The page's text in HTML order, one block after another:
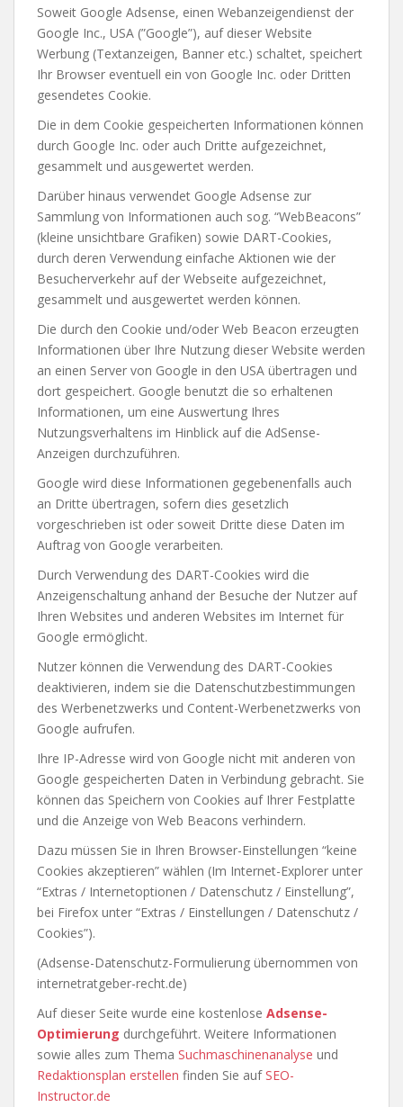
Soweit Google Adsense, einen Webanzeigendienst der
Google Inc., USA (”Google”), auf dieser Website
Werbung (Textanzeigen, Banner etc.) schaltet, speichert
Ihr Browser eventuell ein von Google Inc. oder Dritten
gesendetes Cookie.
Die in dem Cookie gespeicherten Informationen können
durch Google Inc. oder auch Dritte aufgezeichnet,
gesammelt und ausgewertet werden.
Darüber hinaus verwendet Google Adsense zur
Sammlung von Informationen auch sog. “WebBeacons”
(kleine unsichtbare Grafiken) sowie DART-Cookies,
durch deren Verwendung einfache Aktionen wie der
Besucherverkehr auf der Webseite aufgezeichnet,
gesammelt und ausgewertet werden können.
Die durch den Cookie und/oder Web Beacon erzeugten
Informationen über Ihre Nutzung dieser Website werden
an einen Server von Google in den USA übertragen und
dort gespeichert. Google benutzt die so erhaltenen
Informationen, um eine Auswertung Ihres
Nutzungsverhaltens im Hinblick auf die AdSense-
Anzeigen durchzuführen.
Google wird diese Informationen gegebenenfalls auch
an Dritte übertragen, sofern dies gesetzlich
vorgeschrieben ist oder soweit Dritte diese Daten im
Auftrag von Google verarbeiten.
Durch Verwendung des DART-Cookies wird die
Anzeigenschaltung anhand der Besuche der Nutzer auf
Ihren Websites und anderen Websites im Internet für
Google ermöglicht.
Nutzer können die Verwendung des DART-Cookies
deaktivieren, indem sie die Datenschutzbestimmungen
des Werbenetzwerks und Content-Werbenetzwerks von
Google aufrufen.
Ihre IP-Adresse wird von Google nicht mit anderen von
Google gespeicherten Daten in Verbindung gebracht. Sie
können das Speichern von Cookies auf Ihrer Festplatte
und die Anzeige von Web Beacons verhindern.
Dazu müssen Sie in Ihren Browser-Einstellungen “keine
Cookies akzeptieren” wählen (Im Internet-Explorer unter
“Extras / Internetoptionen / Datenschutz / Einstellung”,
bei Firefox unter “Extras / Einstellungen / Datenschutz /
Cookies”).
(Adsense-Datenschutz-Formulierung übernommen von
internetratgeber-recht.de)
Auf dieser Seite wurde eine kostenlose Adsense-
Optimierung durchgeführt. Weitere Informationen
sowie alles zum Thema Suchmaschinenanalyse und
Redaktionsplan erstellen finden Sie aufSEO-
Instructor.de